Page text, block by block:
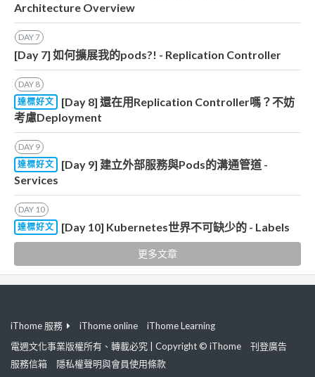
Architecture Overview
DAY7
[Day 7] 如何擴展我的pods?! - Replication Controller
DAY 8
達標好文
[Day 8] 還在用Replication Controller嗎？不妨
考慮Deployment
DAY 9
達標好文
[Day 9] 建立外部服務與Pods的溝通管道 -
Services
DAY 10
達標好文
[Day 10] Kubernetes世界不可缺少的 - Labels
更多文章
iThome 服務 iThome online
iThome Learning
電週文化事業版權所有、轉載必究 | Copyright © iThome
刊登廣告
服務信箱
隱私權聲明與會員使用條款